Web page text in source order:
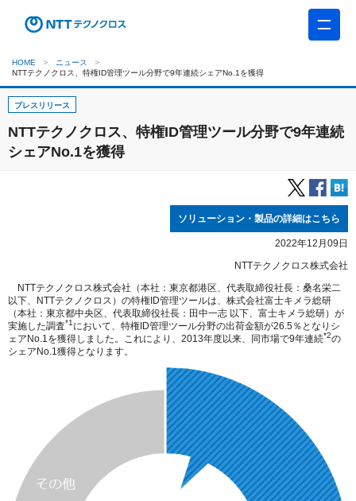
HOME
ニュース
NTTテクノクロス、特権ID管理ツール分野で9年連続シェアNo.1を獲得
プレスリリース
NTTテクノクロス、特権ID管理ツール分野で9年連続
シェアNo.1を獲得
ソリューション・製品の詳細はこちら
2022年12月09日
NTTテクノクロス株式会社
NTTテクノクロス株式会社（本社：東京都港区、代表取締役社長：桑名栄二
以下、NTTテクノクロス）の特権ID管理ツールは、株式会社富士キメラ総研
（本社：東京都中央区、代表取締役社長：田中一志 以下、富士キメラ総研）が
実施した調査*1において、特権ID管理ツール分野の出荷金額が26.5％となりシ
ェアNo.1を獲得しました。これにより、2013年度以来、同市場で9年連続*2の
シェアNo.1獲得となります。